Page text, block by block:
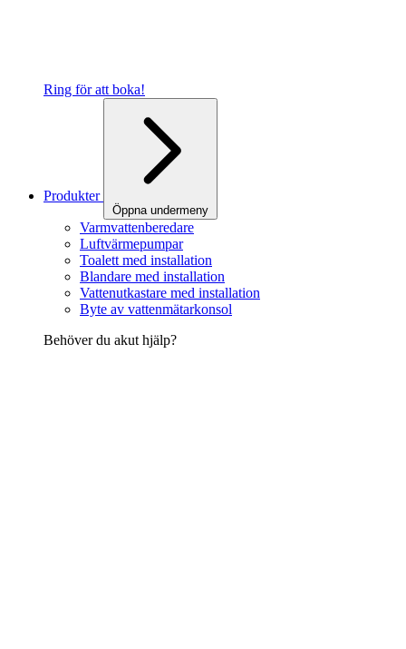
Ring för att boka!
Produkter
Öppna undermeny
Varmvattenberedare
Luftvärmepumpar
Toalett med installation
Blandare med installation
Vattenutkastare med installation
Byte av vattenmätarkonsol
Behöver du akut hjälp?